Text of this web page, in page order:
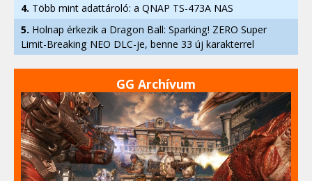
4. Több mint adattároló: a QNAP TS-473A NAS
5. Holnap érkezik a Dragon Ball: Sparking! ZERO Super
Limit-Breaking NEO DLC-je, benne 33 új karakterrel
GG Archívum